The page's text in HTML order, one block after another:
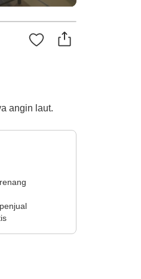
angin laut.